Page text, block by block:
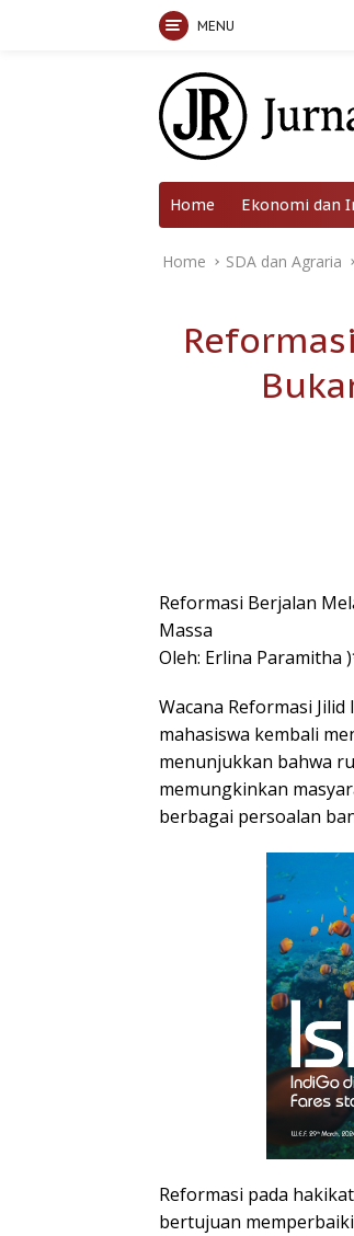
MENU
Home Ekonomi dan
Home SDA dan Agraria
Reformasi Berjalan
Massa
Oleh: Erlina Paramitha
Wacana Reformasi
mahasiswa kembali
menunjukkan bahwa
memungkinkan
berbagai persoalan
Reformasi pada
bertujuan